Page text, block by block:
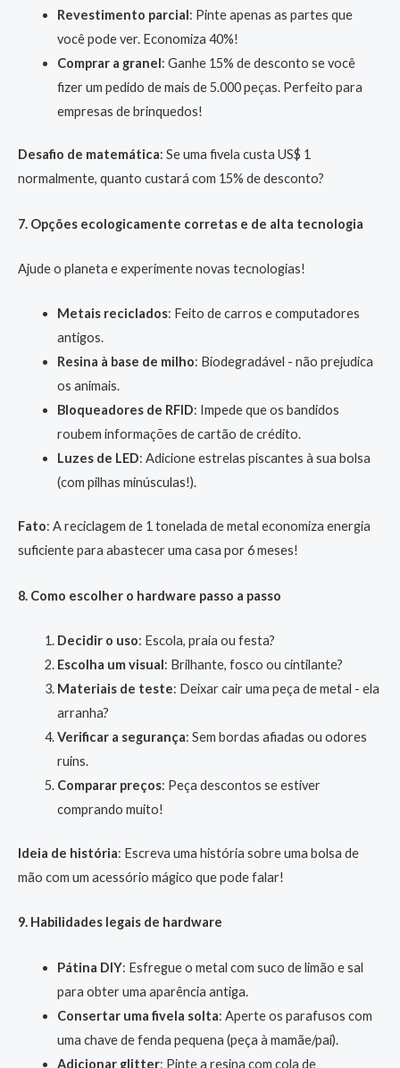
Revestimento parcial: Pinte apenas as partes que
você pode ver. Economiza 40%!
Comprar a granel: Ganhe 15% de desconto se você
fizer um pedido de mais de 5.000 peças. Perfeito para
empresas de brinquedos!
Desafio de matemática: Se uma fivela custa US$ 1
normalmente, quanto custará com 15% de desconto?
7. Opções ecologicamente corretas e de alta tecnologia
Ajude o planeta e experimente novas tecnologias!
Metais reciclados: Feito de carros e computadores
antigos.
Resina à base de milho: Biodegradável - não prejudica
os animais.
Bloqueadores de RFID: Impede que os bandidos
roubem informações de cartão de crédito.
Luzes de LED: Adicione estrelas piscantes à sua bolsa
(com pilhas minúsculas!).
Fato: A reciclagem de 1 tonelada de metal economiza energia
suficiente para abastecer uma casa por 6 meses!
8. Como escolher o hardware passo a passo
Decidir o uso: Escola, praia ou festa?
Escolha um visual: Brilhante, fosco ou cintilante?
Materiais de teste: Deixar cair uma peça de metal - ela
arranha?
Verificar a segurança: Sem bordas afiadas ou odores
ruins.
Comparar preços: Peça descontos se estiver
comprando muito!
Ideia de história: Escreva uma história sobre uma bolsa de
mão com um acessório mágico que pode falar!
9. Habilidades legais de hardware
Pátina DIY: Esfregue o metal com suco de limão e sal
para obter uma aparência antiga.
Consertar uma fivela solta: Aperte os parafusos com
uma chave de fenda pequena (peça à mamãe/pai).
Adicionar glitter: Pinte a resina com cola de